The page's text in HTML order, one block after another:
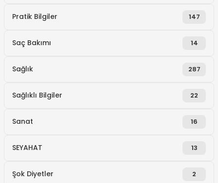
Pratik Bilgiler 147
Saç Bakımı 14
Sağlık 287
Sağlıklı Bilgiler 22
Sanat 16
SEYAHAT 13
Şok Diyetler 2